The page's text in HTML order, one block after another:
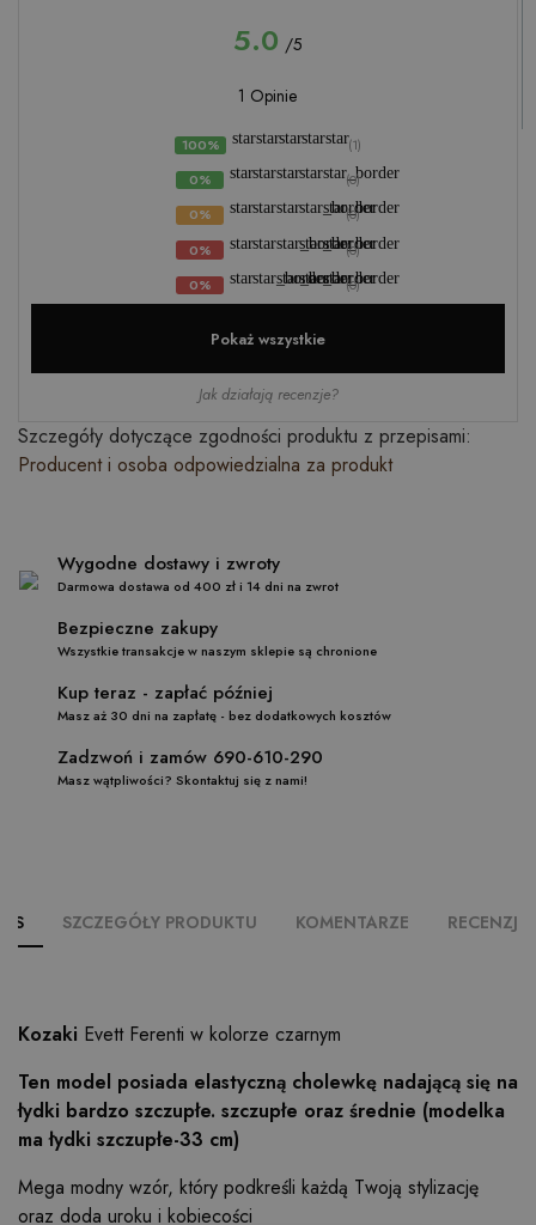
5.0 /5
1 Opinie
100% starstarstarstarstar(1)
0%
starstarstarstarstar_border
(0)
0%
starstarstarstar_border
star_border
(0)
0%
starstarstar_border
star_border
star_border
(0)
0%
starstar_border
star_border
star_border
star_border
(0)
Pokaż wszystkie
Jak działają recenzje?
Szczegóły dotyczące zgodności produktu z przepisami:
Producent i osoba odpowiedzialna za produkt
Wygodne dostawy i zwroty
Darmowa dostawa od 400 zł i 14 dni na zwrot
Bezpieczne zakupy
Wszystkie transakcje w naszym sklepie są chronione
Kup teraz - zapłać później
Masz aż 30 dni na zapłatę - bez dodatkowych kosztów
Zadzwoń i zamów 690-610-290
Masz wątpliwości? Skontaktuj się z nami!
SZCZEGÓŁY PRODUKTU KOMENTARZE RECENZJE
Kozaki Evett Ferenti w kolorze czarnym
Ten model posiada elastyczną cholewkę nadającą się na
łydki bardzo szczupłe. szczupłe oraz średnie (modelka
ma łydki szczupłe-33 cm)
Mega modny wzór, który podkreśli każdą Twoją stylizację
oraz doda uroku i kobiecości